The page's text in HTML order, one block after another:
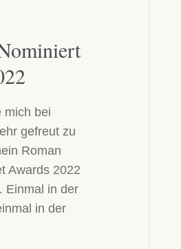
mich bei
gefreut zu
Roman
Awards 2022
Einmal in der
in der